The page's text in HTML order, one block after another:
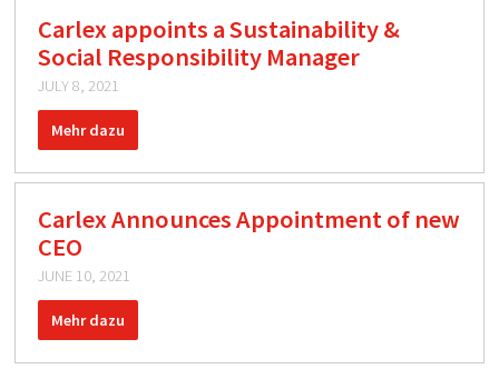
Carlex appoints a Sustainability &
Social Responsibility Manager
JULY 8, 2021
Mehr dazu
Carlex Announces Appointment of new
CEO
JUNE 10, 2021
Mehr dazu